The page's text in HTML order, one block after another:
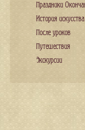
Праздники
История искусства
После уроков
Путешествия
Экскурсии